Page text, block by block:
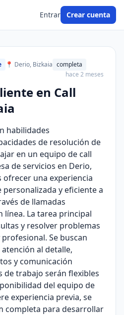
Entrar Crear cuenta
📍 Derio, Bizkaia completa
hace 2 meses
en Call
habilidades
de resolución de
en un equipo de call
de servicios en Derio,
ofrecer una experiencia
y eficiente a
de llamadas
línea. La tarea principal
y resolver problemas
Se buscan
al detalle,
y comunicación
de trabajo serán flexibles
del equipo de
experiencia previa, se
completa para desarrollar